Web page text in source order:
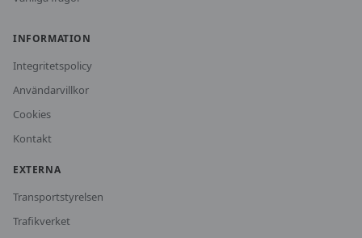
INFORMATION
Integritetspolicy
Användarvillkor
Cookies
Kontakt
EXTERNA
Transportstyrelsen
Trafikverket